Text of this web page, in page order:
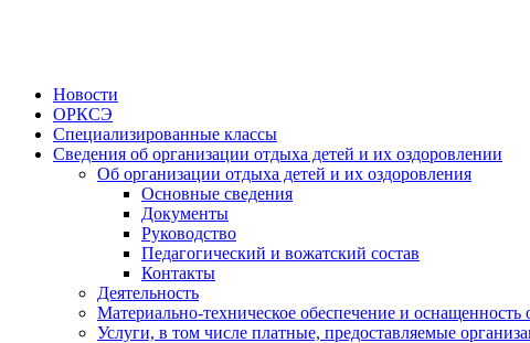
Новости
ОРКСЭ
Специализированные классы
Сведения об организации отдыха детей и их оздоровлении
Об организации отдыха детей и их оздоровления
Основные сведения
Документы
Руководство
Педагогический и вожатский состав
Контакты
Деятельность
Материально-техническое обеспечение и
Услуги, в том числе платные, предоставляемые